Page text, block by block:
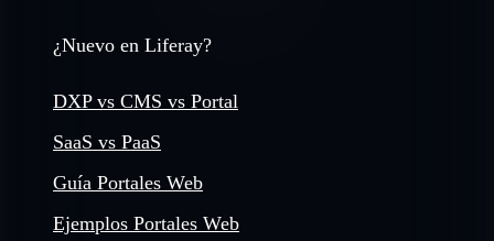
¿Nuevo en Liferay?
DXP vs CMS vs Portal
SaaS vs PaaS
Guía Portales Web
Ejemplos Portales Web